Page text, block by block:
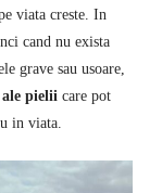
viata creste. In
cand nu exista
grave sau usoare,
pielii care pot
in viata.